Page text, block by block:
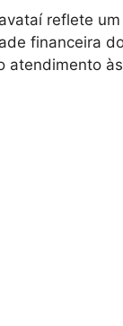
reflete
financeira